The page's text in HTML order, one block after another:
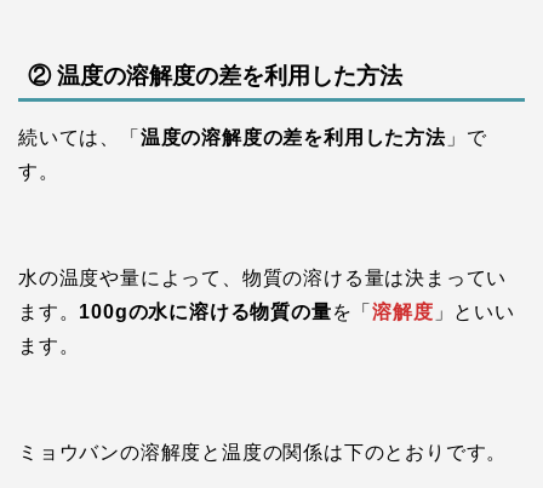
② 温度の溶解度の差を利用した方法
続いては、「 温度の溶解度の差を利用した方法」で
す。
水の温度や量によって、物質の溶ける量は決まってい
ます。 100gの水に溶ける物質の量を「溶解度 」といい
ます。
ミョウバンの溶解度と温度の関係は下のとおりです。